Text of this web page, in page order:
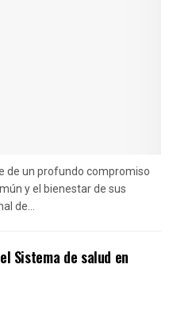
de un profundo compromiso
y el bienestar de sus
de...
Sistema de salud en